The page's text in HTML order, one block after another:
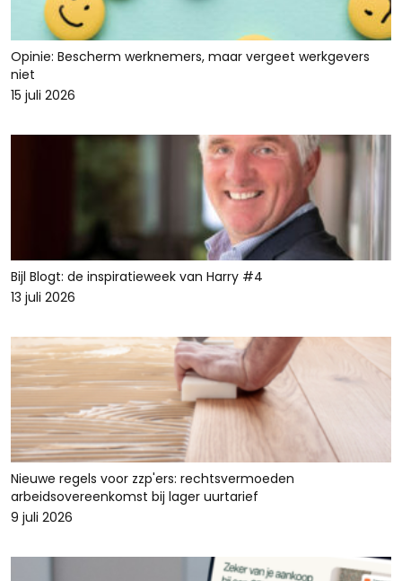
Opinie: Bescherm werknemers, maar vergeet werkgevers
niet
15 juli 2026
Bijl Blogt: de inspiratieweek van Harry #4
13 juli 2026
Nieuwe regels voor zzp'ers: rechtsvermoeden
arbeidsovereenkomst bij lager uurtarief
9 juli 2026